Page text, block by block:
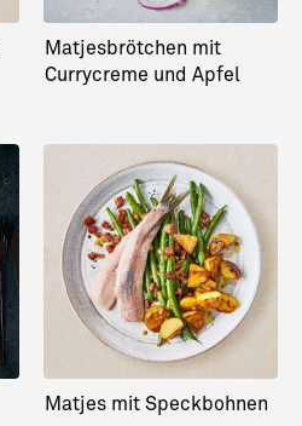
Matjesbrötchen mit
Currycreme und Apfel
Matjes mit Speckbohnen